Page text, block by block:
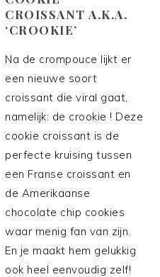
CROISSANT A.K.A.
‘CROOKIE’
Na de crompouce lijkt er
een nieuwe soort
croissant die viral gaat,
namelijk: de crookie ! Deze
cookie croissant is de
perfecte kruising tussen
een Franse croissant en
de Amerikaanse
chocolate chip cookies
waar menig fan van zijn.
En je maakt hem gelukkig
ook heel eenvoudig zelf!